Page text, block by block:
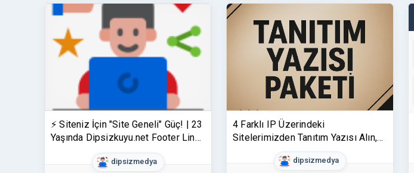
⚡ Siteniz İçin "Site Geneli" Güç! | 23
Yaşında Dipsizkuyu.net Footer Link
(Sınırlı Kota)
dipsizmedya
4 Farklı IP Üzerindeki
Sitelerimizden Tanıtım Yazısı Alın,
Google'da Uçuşa Geçin!
dipsizmedya